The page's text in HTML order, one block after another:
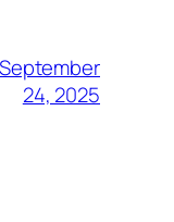
September
24, 2025